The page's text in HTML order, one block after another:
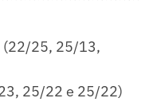
(22/25, 25/13,
25/22 e 25/22)